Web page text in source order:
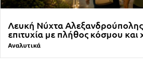
Λευκή Νύχτα
επιτυχία με πλήθος κόσμου
Αναλυτικά